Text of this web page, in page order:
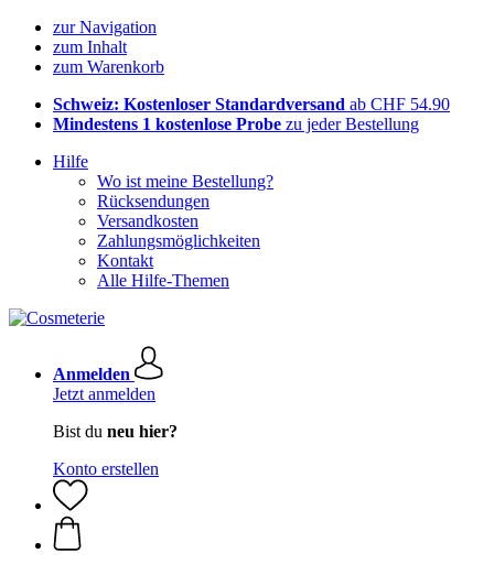
zur Navigation
zum Inhalt
zum Warenkorb
Schweiz: Kostenloser Standardversand ab CHF 54.90
Mindestens 1 kostenlose Probe zu jeder Bestellung
Hilfe
Wo ist meine Bestellung?
Rücksendungen
Versandkosten
Zahlungsmöglichkeiten
Kontakt
Alle Hilfe-Themen
Anmelden
Jetzt anmelden
Bist du neu hier?
Konto erstellen